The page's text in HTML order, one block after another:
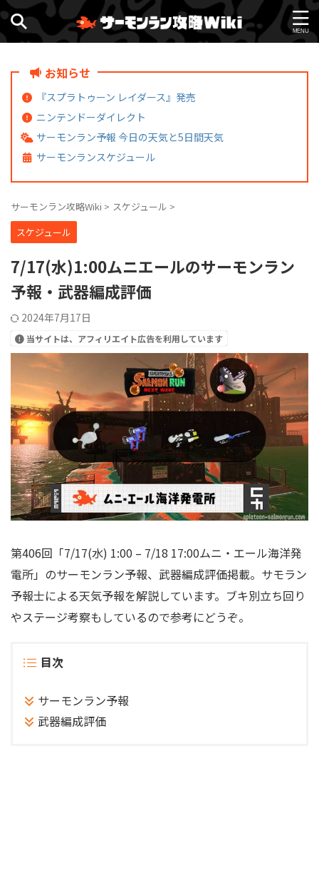
お知らせ
『スプラトゥーン レイダース』発売
ニンテンドーダイレクト
サーモンラン予報 今日の天気と5日間天気
サーモンランスケジュール
サーモンラン攻略Wiki > スケジュール >
スケジュール
7/17(水)1:00ムニエールのサーモンラン
予報・武器編成評価
2024年7月17日
当サイトは、アフィリエイト広告を利用しています
第406回「7/17(水) 1:00 – 7/18 17:00ムニ・エール海洋発
電所」のサーモンラン予報、武器編成評価掲載。サモラン
予報士による天気予報を解説しています。ブキ別立ち回り
やステージ考察もしているので参考にどうぞ。
目次
サーモンラン予報
武器編成評価